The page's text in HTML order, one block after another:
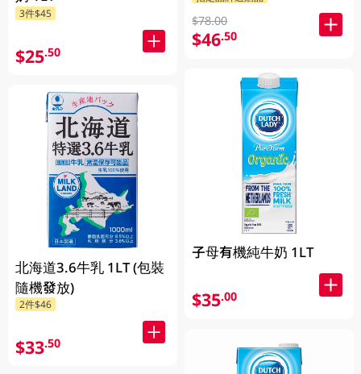
3件$45
$25.50
北海道3.6牛乳 1LT (包裝
隨機發放)
2件$46
$33.50
$78.00
$46.50
子母有機純牛奶 1LT
$35.00